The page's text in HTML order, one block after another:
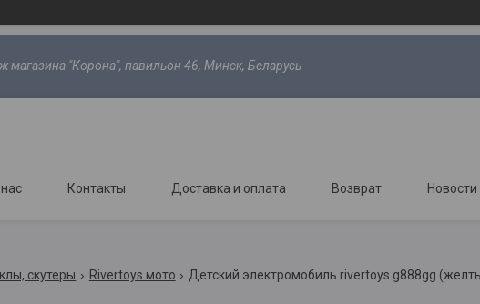
магазина "Корона", павильон 46, Минск, Беларусь
Контакты Доставка и оплата Возврат Новости
скутеры Rivertoys мото Детский электромобиль rivertoys g888gg